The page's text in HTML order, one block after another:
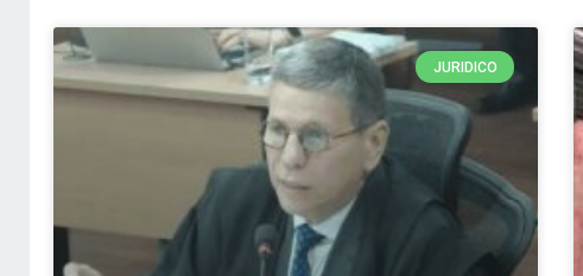
JURIDICO